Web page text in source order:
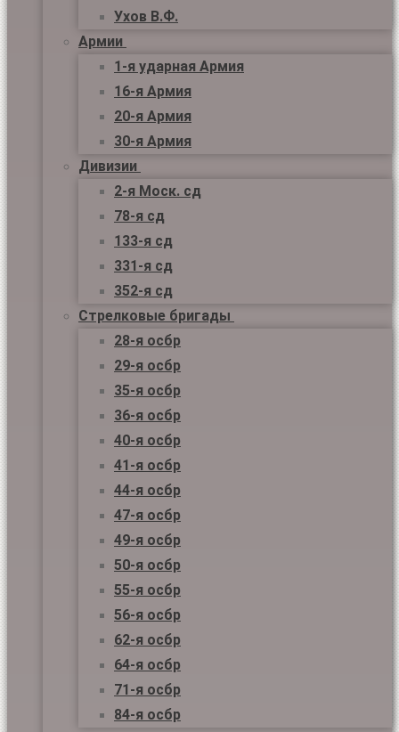
Ухов В.Ф.
Армии
1-я ударная Армия
16-я Армия
20-я Армия
30-я Армия
Дивизии
2-я Моск. сд
78-я сд
133-я сд
331-я сд
352-я сд
Стрелковые бригады
28-я осбр
29-я осбр
35-я осбр
36-я осбр
40-я осбр
41-я осбр
44-я осбр
47-я осбр
49-я осбр
50-я осбр
55-я осбр
56-я осбр
62-я осбр
64-я осбр
71-я осбр
84-я осбр